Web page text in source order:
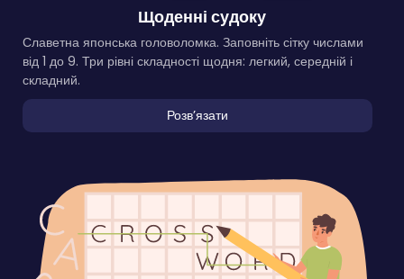
Щоденні судоку
Славетна японська головоломка. Заповніть сітку числами
від 1 до 9. Три рівні складності щодня: легкий, середній і
складний.
Розвʼязати